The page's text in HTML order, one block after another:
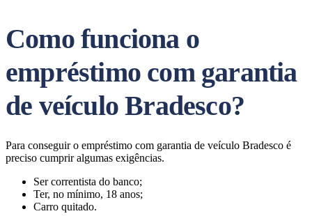
Como funciona o
empréstimo com garantia
de veículo Bradesco?
Para conseguir o empréstimo com garantia de veículo Bradesco é
preciso cumprir algumas exigências.
Ser correntista do banco;
Ter, no mínimo, 18 anos;
Carro quitado.